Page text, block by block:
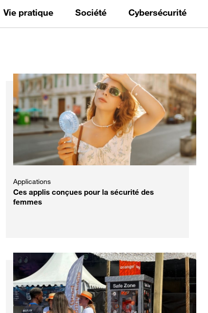
Vie pratique Société Cybersécurité
Applications
Ces applis conçues pour la sécurité des
femmes